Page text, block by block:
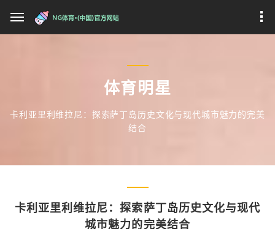
体育明星
卡利亚里利维拉尼：探索萨丁岛历史文化与现代城市魅力的完美
结合
卡利亚里利维拉尼：探索萨丁岛历史文化与现代
城市魅力的完美结合